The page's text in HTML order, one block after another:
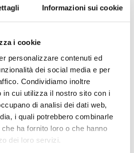
Informazioni sui cookie
i cookie
personalizzare contenuti ed
dei social media e per
Condividiamo inoltre
in cui utilizza il nostro sito con i
di analisi dei dati web,
i quali potrebbero combinarle
ha fornito loro o che hanno
dei loro servizi.
regionale delle cooperative;
un codice ATECO rientrante
settore d’intervento nel quale
di cui al paragrafo 7.
sui requisiti consultare